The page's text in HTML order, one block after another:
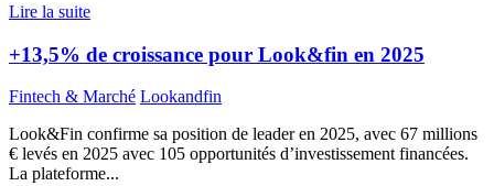
Lire la suite
+13,5% de croissance pour Look&fin en 2025
Fintech & Marché Lookandfin
Look&Fin confirme sa position de leader en 2025, avec 67 millions
€ levés en 2025 avec 105 opportunités d’investissement financées.
La plateforme...